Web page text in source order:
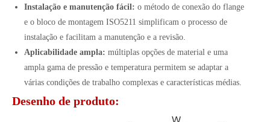
Instalação e manutenção fácil: o método de conexão do flange
e o bloco de montagem ISO5211 simplificam o processo de
instalação e facilitam a manutenção e a revisão.
Aplicabilidade ampla: múltiplas opções de material e uma
ampla gama de pressão e temperatura permitem se adaptar a
várias condições de trabalho complexas e características médias.
Desenho de produto: